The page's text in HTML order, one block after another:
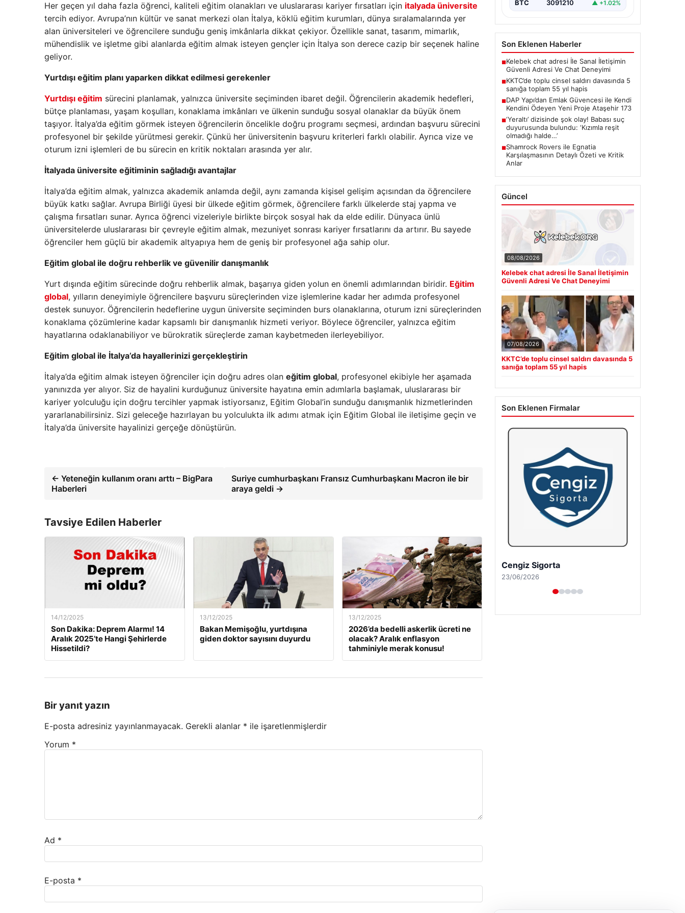
Her geçen yıl daha fazla öğrenci, kaliteli eğitim olanakları ve uluslararası kariyer fırsatları için italyada üniversite
tercih ediyor. Avrupa’nın kültür ve sanat merkezi olan İtalya, köklü eğitim kurumları, dünya sıralamalarında yer
alan üniversiteleri ve öğrencilere sunduğu geniş imkânlarla dikkat çekiyor. Özellikle sanat, tasarım, mimarlık,
mühendislik ve işletme gibi alanlarda eğitim almak isteyen gençler için İtalya son derece cazip bir seçenek haline
geliyor.
Yurtdışı eğitim planı yaparken dikkat edilmesi gerekenler
Yurtdışı eğitim sürecini planlamak, yalnızca üniversite seçiminden ibaret değil. Öğrencilerin akademik hedefleri,
bütçe planlaması, yaşam koşulları, konaklama imkânları ve ülkenin sunduğu sosyal olanaklar da büyük önem
taşıyor. İtalya’da eğitim görmek isteyen öğrencilerin öncelikle doğru programı seçmesi, ardından başvuru sürecini
profesyonel bir şekilde yürütmesi gerekir. Çünkü her üniversitenin başvuru kriterleri farklı olabilir. Ayrıca vize ve
oturum izni işlemleri de bu sürecin en kritik noktaları arasında yer alır.
İtalyada üniversite eğitiminin sağladığı avantajlar
İtalya’da eğitim almak, yalnızca akademik anlamda değil, aynı zamanda kişisel gelişim açısından da öğrencilere
büyük katkı sağlar. Avrupa Birliği üyesi bir ülkede eğitim görmek, öğrencilere farklı ülkelerde staj yapma ve
çalışma fırsatları sunar. Ayrıca öğrenci vizeleriyle birlikte birçok sosyal hak da elde edilir. Dünyaca ünlü
üniversitelerde uluslararası bir çevreyle eğitim almak, mezuniyet sonrası kariyer fırsatlarını da artırır. Bu sayede
öğrenciler hem güçlü bir akademik altyapıya hem de geniş bir profesyonel ağa sahip olur.
Eğitim global ile doğru rehberlik ve güvenilir danışmanlık
Yurt dışında eğitim sürecinde doğru rehberlik almak, başarıya giden yolun en önemli adımlarından biridir. Eğitim
global, yılların deneyimiyle öğrencilere başvuru süreçlerinden vize işlemlerine kadar her adımda profesyonel
destek sunuyor. Öğrencilerin hedeflerine uygun üniversite seçiminden burs olanaklarına, oturum izni süreçlerinden
konaklama çözümlerine kadar kapsamlı bir danışmanlık hizmeti veriyor. Böylece öğrenciler, yalnızca eğitim
hayatlarına odaklanabiliyor ve bürokratik süreçlerde zaman kaybetmeden ilerleyebiliyor.
Eğitim global ile İtalya’da hayallerinizi gerçekleştirin
İtalya’da eğitim almak isteyen öğrenciler için doğru adres olan eğitim global, profesyonel ekibiyle her aşamada
yanınızda yer alıyor. Siz de hayalini kurduğunuz üniversite hayatına emin adımlarla başlamak, uluslararası bir
kariyer yolculuğu için doğru tercihler yapmak istiyorsanız, Eğitim Global’in sunduğu danışmanlık hizmetlerinden
yararlanabilirsiniz. Sizi geleceğe hazırlayan bu yolculukta ilk adımı atmak için Eğitim Global ile iletişime geçin ve
İtalya’da üniversite hayalinizi gerçeğe dönüştürün.
← Yeteneğin kullanım oranı arttı – BigPara
Haberleri
Suriye cumhurbaşkanı Fransız Cumhurbaşkanı Macron ile bir
araya geldi →
Tavsiye Edilen Haberler
14/12/2025
Son Dakika: Deprem Alarmı! 14
Aralık 2025’te Hangi Şehirlerde
Hissetildi?
13/12/2025
Bakan Memişoğlu, yurtdışına
giden doktor sayısını duyurdu
13/12/2025
2026’da bedelli askerlik ücreti ne
olacak? Aralık enflasyon
tahminiyle merak konusu!
Bir yanıt yazın
E-posta adresiniz yayınlanmayacak. Gerekli alanlar * ile işaretlenmişlerdir
Yorum *
Ad *
E-posta *
BTC 3091210 ▲ +1.02%
Son Eklenen Haberler
■Kelebek chat adresi İle Sanal İletişimin
Güvenli Adresi Ve Chat Deneyimi
■KKTC’de toplu cinsel saldırı davasında 5
sanığa toplam 55 yıl hapis
■DAP Yapı’dan Emlak Güvencesi ile Kendi
Kendini Ödeyen Yeni Proje Ataşehir 173
■‘Yeraltı’ dizisinde şok olay! Babası suç
duyurusunda bulundu: ‘Kızımla reşit
olmadığı halde…’
■Shamrock Rovers ile Egnatia
Karşılaşmasının Detaylı Özeti ve Kritik
Anlar
Güncel
08/08/2026
Kelebek chat adresi İle Sanal İletişimin
Güvenli Adresi Ve Chat Deneyimi
07/08/2026
KKTC’de toplu cinsel saldırı davasında 5
sanığa toplam 55 yıl hapis
Son Eklenen Firmalar
Hastaş Beton
26/05/2026